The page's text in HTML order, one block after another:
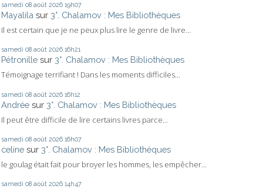
samedi 08 août 2026 19h07
Mayalila sur 3°. Chalamov : Mes Bibliothèques
Il est certain que je ne peux plus lire le genre de livre...
samedi 08 août 2026 16h21
Pétronille sur 3°. Chalamov : Mes Bibliothèques
Témoignage terrifiant ! Dans les moments difficiles...
samedi 08 août 2026 16h12
Andrée sur 3°. Chalamov : Mes Bibliothèques
Il peut être difficile de lire certains livres parce...
samedi 08 août 2026 16h07
celine sur 3°. Chalamov : Mes Bibliothèques
le goulag était fait pour broyer les hommes, les empêcher...
samedi 08 août 2026 14h47